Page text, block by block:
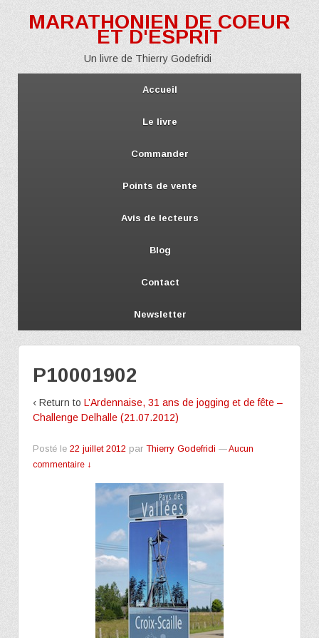
MARATHONIEN DE COEUR
ET D'ESPRIT
Un livre de Thierry Godefridi
Accueil
Le livre
Commander
Points de vente
Avis de lecteurs
Blog
Contact
Newsletter
P10001902
‹ Return to L’Ardennaise, 31 ans de jogging et de fête –
Challenge Delhalle (21.07.2012)
Posté le 22 juillet 2012 par Thierry Godefridi —Aucun
commentaire ↓